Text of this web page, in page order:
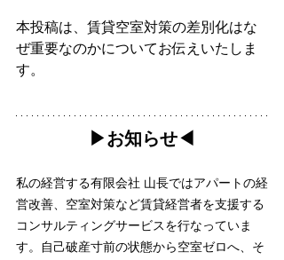
本投稿は、賃貸空室対策の差別化はな
ぜ重要なのかについてお伝えいたしま
す。
▶︎お知らせ◀︎
私の経営する有限会社 山長ではアパートの経
営改善、空室対策など賃貸経営者を支援する
コンサルティングサービスを行なっていま
す。自己破産寸前の状態から空室ゼロへ、そ